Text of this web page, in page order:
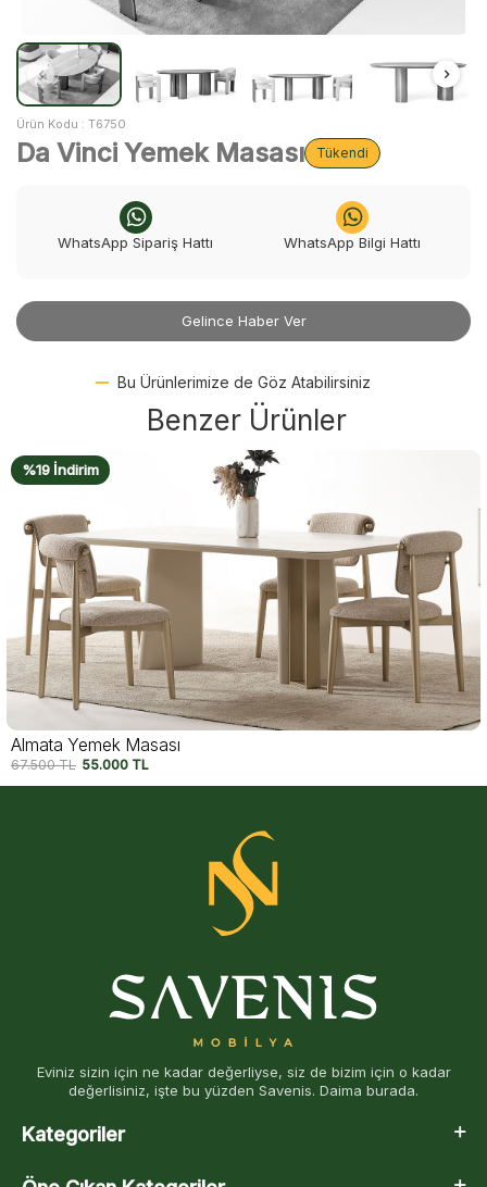
Ürün Kodu : T6750
Da Vinci Yemek Masası Tükendi
WhatsApp Sipariş Hattı WhatsApp Bilgi Hattı
Gelince Haber Ver
Bu Ürünlerimize de Göz Atabilirsiniz
Benzer Ürünler
%19 İndirim
Almata Yemek Masası
67.500TL 55.000 TL
Eviniz sizin için ne kadar değerliyse, siz de bizim için o kadar
değerlisiniz, işte bu yüzden Savenis. Daima burada.
Kategoriler